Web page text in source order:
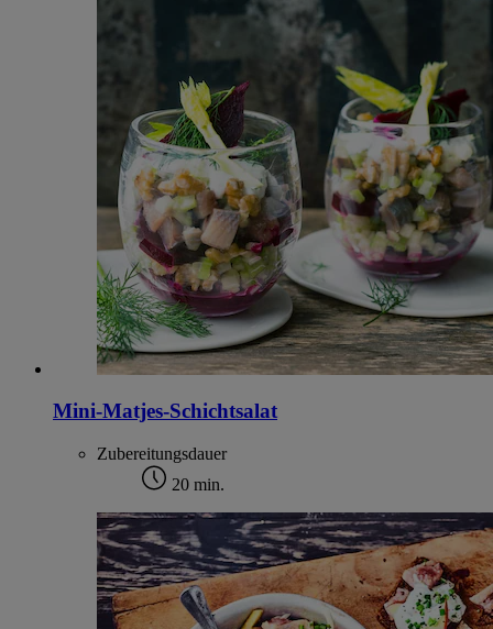
Mini-Matjes-Schichtsalat
Zubereitungsdauer
20 min.